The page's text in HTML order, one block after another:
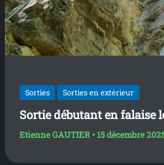
Sorties Sorties en extérieur
Sortie débutant en falaise
Etienne GAUTIER • 15 décembre